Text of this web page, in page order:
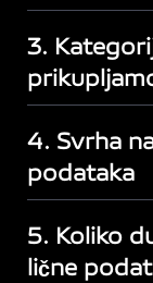
3.
4. Svrha
podataka
5. Koliko
lične